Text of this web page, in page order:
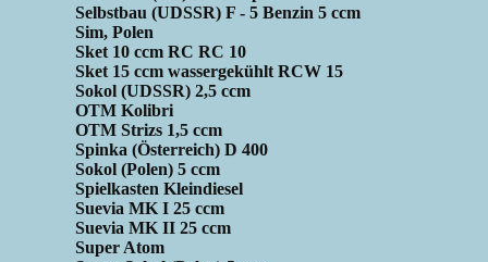
Selbstbau (UDSSR) F - 5 Benzin 5 ccm
Sim, Polen
Sket 10 ccm RC RC 10
Sket 15 ccm wassergekühlt RCW 15
Sokol (UDSSR) 2,5 ccm
OTM Kolibri
OTM Strizs 1,5 ccm
Spinka (Österreich) D 400
Sokol (Polen) 5 ccm
Spielkasten Kleindiesel
Suevia MK I 25 ccm
Suevia MK II 25 ccm
Super Atom